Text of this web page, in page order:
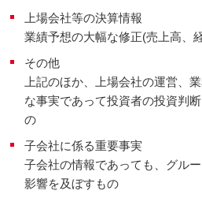
上場会社等の決算情報
業績予想の大幅な修正(売上高、
その他
上記のほか、上場会社の運営、
な事実であって投資者の投資判
の
子会社に係る重要事実
子会社の情報であっても、グル
影響を及ぼすもの